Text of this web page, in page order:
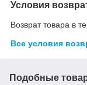
Условия
Возврат товара в
Все условия
Подобные